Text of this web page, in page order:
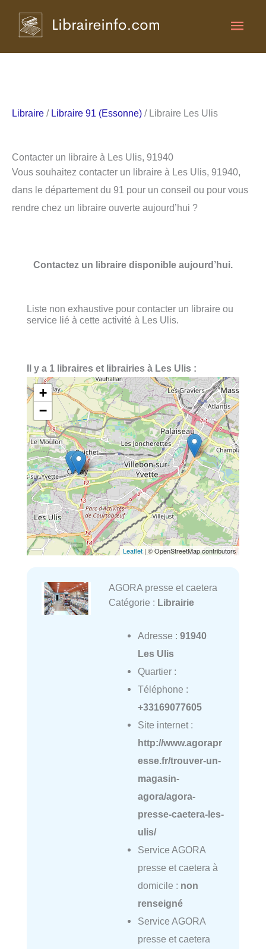
Libraire / Libraire 91 (Essonne) / Libraire Les Ulis
Contacter un libraire à Les Ulis, 91940
Vous souhaitez contacter un libraire à Les Ulis, 91940,
dans le département du 91 pour un conseil ou pour vous
rendre chez un libraire ouverte aujourd’hui ?
Contactez un libraire disponible aujourd’hui.
Liste non exhaustive pour contacter un libraire ou
service lié à cette activité à Les Ulis.
Il y a 1 libraires et librairies à Les Ulis :
+
−
Leaflet | © OpenStreetMap contributors
AGORA presse et caetera
Catégorie : Librairie
Adresse : 91940
Les Ulis
Quartier :
Téléphone :
+33169077605
Site internet :
http://www.agorapr
esse.fr/trouver-un-
magasin-
agora/agora-
presse-caetera-les-
ulis/
Service AGORA
presse et caetera à
domicile : non
renseigné
Service AGORA
presse et caetera